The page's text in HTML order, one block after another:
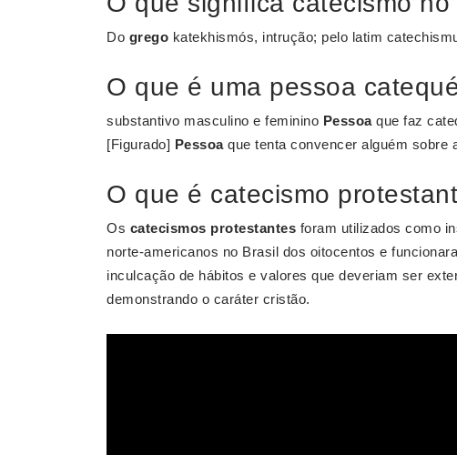
Do grego katekhismós, intrução; pelo latim
O que é uma pessoa
substantivo masculino e feminino Pessoaque faz
[Figurado] Pessoaque tenta convencer alguém sobre
O que é catecismo
Os catecismos protestantes foram utilizados como
norte-americanos no Brasil dos oitocentos e
inculcação de hábitos e valores que deveriam ser
demonstrando o caráter cristão.